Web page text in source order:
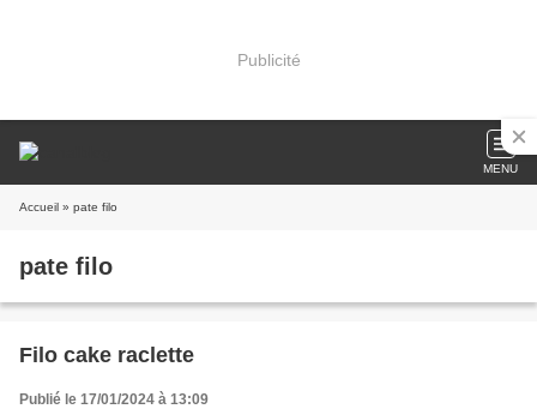
Publicité
MENU
Accueil » pate filo
pate filo
Filo cake raclette
Publié le 17/01/2024 à 13:09